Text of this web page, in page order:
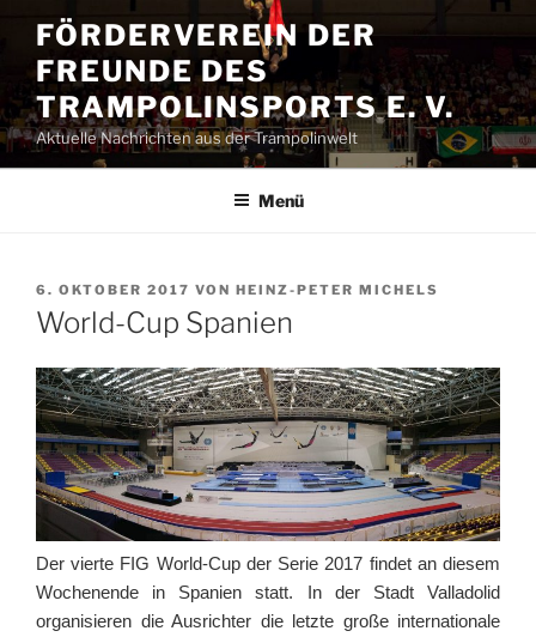
Inhalt
springen
FÖRDERVEREIN DER
FREUNDE DES
TRAMPOLINSPORTS E. V.
Aktuelle Nachrichten aus der Trampolinwelt
Menü
VERÖFFENTLICHT
AM
6. OKTOBER 2017 VON HEINZ-PETER MICHELS
World-Cup Spanien
Der vierte FIG World-Cup der Serie 2017 findet an diesem
Wochenende in Spanien statt. In der Stadt Valladolid
organisieren die Ausrichter die letzte große internationale